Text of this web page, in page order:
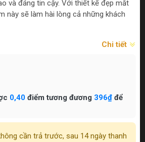
và đáng tin cậy. Với thiết kế đẹp mắt
này sẽ làm hài lòng cả những khách
Chi tiết
0,40 điểm tương đương 396₫ để
không cần trả trước, sau 14 ngày thanh